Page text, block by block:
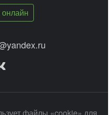
онлайн
файлы «cookie» для